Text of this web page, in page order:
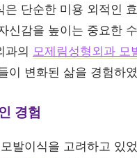
은 단순한 미용 외적인
신감을 높이는 중요한
과의 모제림성형외과 모
이 변화된 삶을 경험하
경험
발이식을 고려하고 있